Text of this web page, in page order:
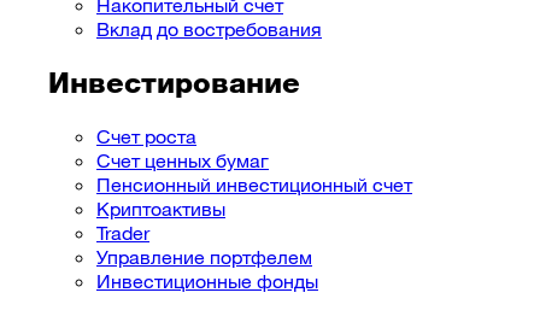
Накопительный счет
Вклад до востребования
Инвестирование
Счет роста
Счет ценных бумаг
Пенсионный инвестиционный счет
Криптоактивы
Trader
Управление портфелем
Инвестиционные фонды